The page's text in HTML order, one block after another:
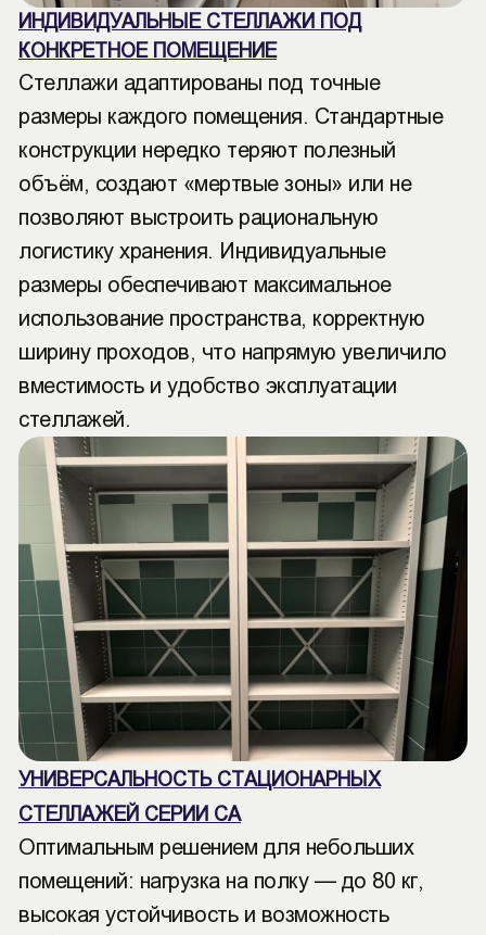
ИНДИВИДУАЛЬНЫЕ СТЕЛЛАЖИ ПОД
КОНКРЕТНОЕ ПОМЕЩЕНИЕ
Стеллажи адаптированы под точные
размеры каждого помещения. Стандартные
конструкции нередко теряют полезный
объём, создают «мертвые зоны» или не
позволяют выстроить рациональную
логистику хранения. Индивидуальные
размеры обеспечивают максимальное
использование пространства, корректную
ширину проходов, что напрямую увеличило
вместимость и удобство эксплуатации
стеллажей.
УНИВЕРСАЛЬНОСТЬ СТАЦИОНАРНЫХ
СТЕЛЛАЖЕЙ СЕРИИ СА
Оптимальным решением для небольших
помещений: нагрузка на полку — до 80 кг,
высокая устойчивость и возможность